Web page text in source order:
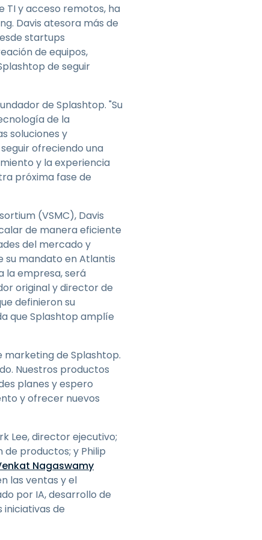
productos
los
日本語
한국어
ภาษาไทย
Bahasa
TI y acceso remotos, ha
Davis atesora más de
startups
de equipos,
de seguir
de Splashtop. "Su
de la
soluciones y
ofreciendo una
y la experiencia
próxima fase de
(VSMC), Davis
de manera eficiente
del mercado y
su mandato en Atlantis
la empresa, será
original y director de
definieron su
que Splashtop amplíe
marketing de Splashtop.
Nuestros productos
planes y espero
y ofrecer nuevos
Lee, director ejecutivo;
productos; y Philip
Nagaswamy
las ventas y el
por IA, desarrollo de
de